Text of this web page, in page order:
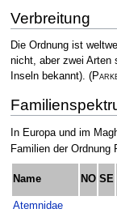
Verbreitung
Die Ordnung ist
nicht, aber zwei Arten
Inseln bekannt). (
In Europa und im
Familien der Ordnung
Name NO SE
Atemnidae